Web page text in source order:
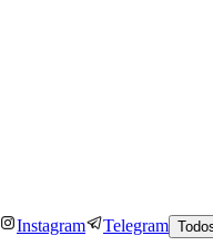
Instagram Telegram